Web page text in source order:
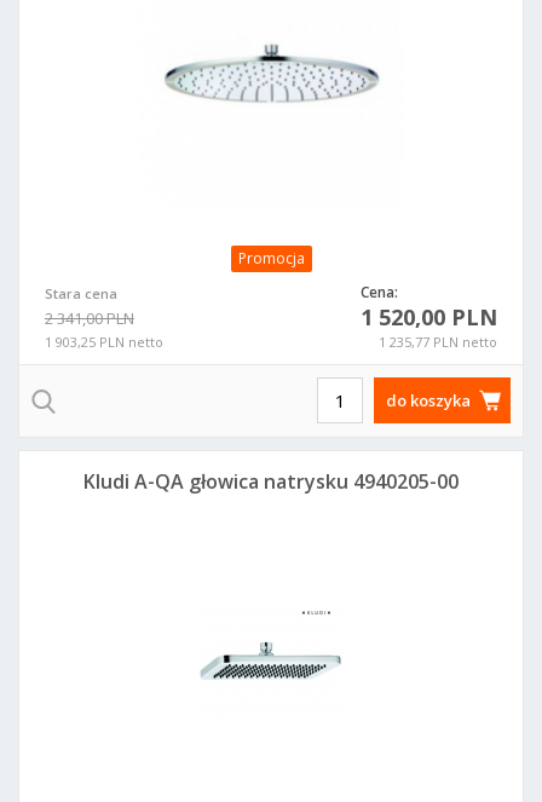
Promocja
Stara cena
2 341,00 PLN
1 903,25 PLN netto
Cena:
1 520,00 PLN
1 235,77 PLN netto
do koszyka
Kludi A-QA głowica natrysku 4940205-00